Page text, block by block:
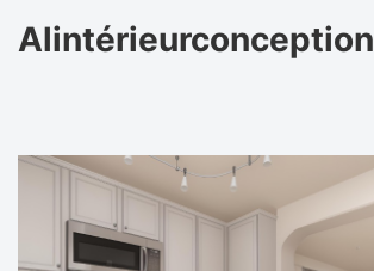
Alintérieurconception